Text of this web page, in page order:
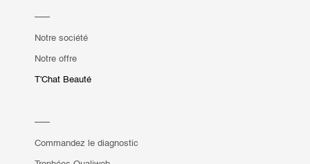
Notre société
Notre offre
T'Chat Beauté
Commandez le diagnostic